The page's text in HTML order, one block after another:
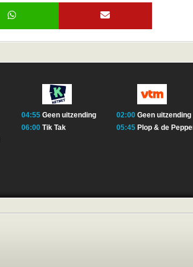
04:55 Geen uitzending
06:00 Tik Tak
02:00 Geen uitzending
05:45 Plop & de